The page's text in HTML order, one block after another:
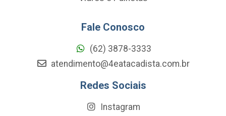
Fale Conosco
(62) 3878-3333
atendimento@4eatacadista.com.br
Redes Sociais
Instagram